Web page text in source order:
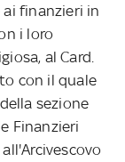
finanzieri in
i loro
al Card.
con il quale
sezione
Finanzieri